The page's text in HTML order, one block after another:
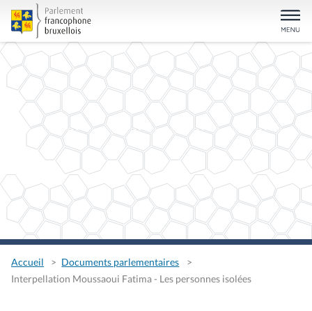
Accueil
Documents parlementaires
Interpellation Moussaoui Fatima - Les personnes isolées